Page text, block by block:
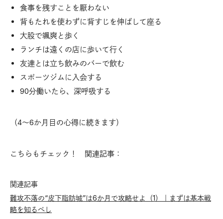
食事を残すことを厭わない
背もたれを使わずに背すじを伸ばして座る
大股で颯爽と歩く
ランチは遠くの店に歩いて行く
友達とは立ち飲みのバーで飲む
スポーツジムに入会する
90分働いたら、深呼吸する
（4〜6か月目の心得に続きます）
こちらもチェック！ 関連記事：
関連記事
難攻不落の“皮下脂肪城”は6か月で攻略せよ（1）｜まずは基本戦
略を知るべし